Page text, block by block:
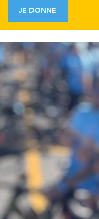
JE DONNE